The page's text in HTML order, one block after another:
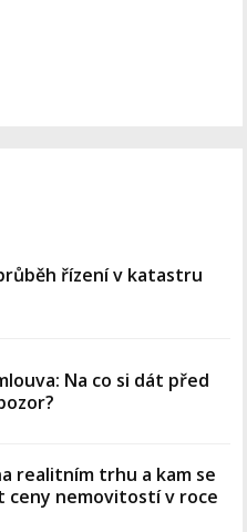
řízení v katastru
Na co si dát před
realitním trhu a kam se
ceny nemovitostí v roce